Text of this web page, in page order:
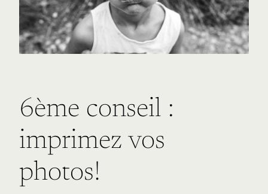
6ème conseil :
imprimez vos
photos!